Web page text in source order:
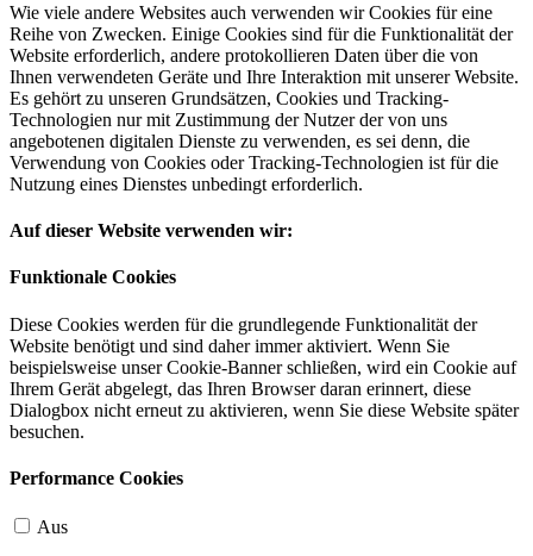
Wie viele andere Websites auch verwenden wir Cookies für eine
Reihe von Zwecken. Einige Cookies sind für die Funktionalität der
Website erforderlich, andere protokollieren Daten über die von
Ihnen verwendeten Geräte und Ihre Interaktion mit unserer Website.
Es gehört zu unseren Grundsätzen, Cookies und Tracking-
Technologien nur mit Zustimmung der Nutzer der von uns
angebotenen digitalen Dienste zu verwenden, es sei denn, die
Verwendung von Cookies oder Tracking-Technologien ist für die
Nutzung eines Dienstes unbedingt erforderlich.
Auf dieser Website verwenden wir:
Funktionale Cookies
Diese Cookies werden für die grundlegende Funktionalität der
Website benötigt und sind daher immer aktiviert. Wenn Sie
beispielsweise unser Cookie-Banner schließen, wird ein Cookie auf
Ihrem Gerät abgelegt, das Ihren Browser daran erinnert, diese
Dialogbox nicht erneut zu aktivieren, wenn Sie diese Website später
besuchen.
Performance Cookies
Aus